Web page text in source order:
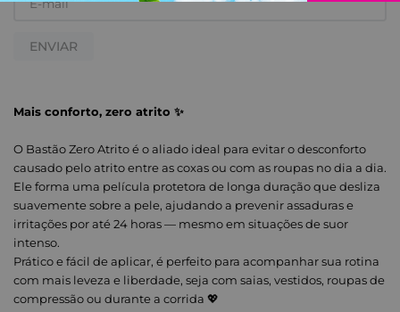
ENVIAR
Mais conforto, zero atrito ✨
O Bastão Zero Atrito é o aliado ideal para evitar o desconforto
causado pelo atrito entre as coxas ou com as roupas no dia a dia.
Ele forma uma película protetora de longa duração que desliza
suavemente sobre a pele, ajudando a prevenir assaduras e
irritações por até 24 horas — mesmo em situações de suor
intenso.
Prático e fácil de aplicar, é perfeito para acompanhar sua rotina
com mais leveza e liberdade, seja com saias, vestidos, roupas de
compressão ou durante a corrida 💖